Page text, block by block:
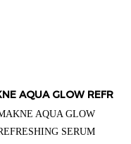
SERUM CUSHION
AQUA GLOW
AQUA GLOW
SERUM